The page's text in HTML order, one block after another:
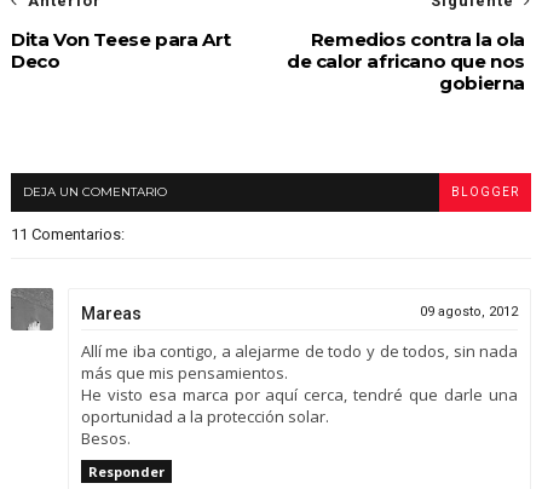
Remedios contra la ola
de calor africano que nos
gobierna
Dita Von Teese para Art
Deco
DEJA UN COMENTARIO BLOGGER
11 Comentarios:
Mareas 09 agosto, 2012
Allí me iba contigo, a alejarme de todo y de todos, sin nada
más que mis pensamientos.
He visto esa marca por aquí cerca, tendré que darle una
oportunidad a la protección solar.
Besos.
Responder